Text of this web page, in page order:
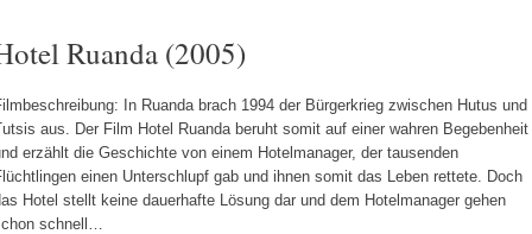
Ruanda (2005)
In Ruanda brach 1994 der Bürgerkrieg zwischen Hutus und
aus. Der Film Hotel Ruanda beruht somit auf einer wahren Begebenheit
erzählt die Geschichte von einem Hotelmanager, der tausenden
einen Unterschlupf gab und ihnen somit das Leben rettete. Doch
Hotel stellt keine dauerhafte Lösung dar und dem Hotelmanager gehen
schnell…